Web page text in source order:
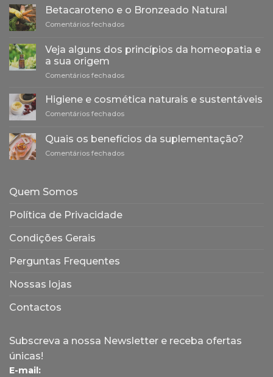
Betacaroteno e o Bronzeado Natural
Comentários fechadosem
o
Natural
Veja alguns dos princípios da homeopatia e
a sua origem
Comentários fechadosem
alguns
dos
princípios
homeopatia
a
Higiene e cosmética naturais e sustentáveis
Comentários fechadosem
cosmética
naturais
Quais os benefícios da suplementação?
Comentários fechadosem
Quem Somos
Política de Privacidade
Condições Gerais
Perguntas Frequentes
Nossas lojas
Contactos
Subscreva a nossa Newsletter e receba ofertas
únicas!
E-mail: